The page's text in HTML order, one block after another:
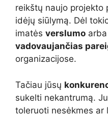
reikštų naujo projekto
idėjų siūlymą. Dėl
imatės verslumo arba
vadovaujančias
organizacijose.
Tačiau jūsų
sukelti nekantrumą.
toleruoti nesėkmes ar